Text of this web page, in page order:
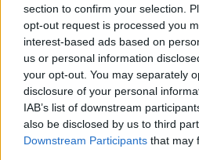
section to confirm your selection.
opt-out request is processed you
interest-based ads based on
us or personal information
your opt-out. You may separately
disclosure of your personal
IAB’s list of downstream
also be disclosed by us to third
Downstream Participants that may
Magyarország tele van gyönyörű
is. A jó idő beköszöntével érdemes
Születésnapi